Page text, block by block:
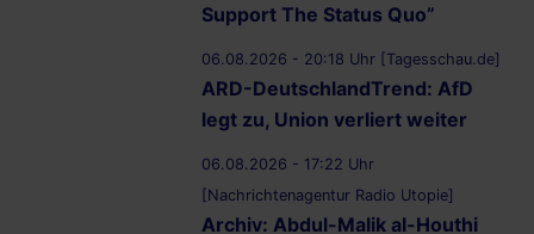
Support The Status Quo”
06.08.2026 - 20:18 Uhr [Tagesschau.de]
ARD-DeutschlandTrend: AfD
legt zu, Union verliert weiter
06.08.2026 - 17:22 Uhr
[Nachrichtenagentur Radio Utopie]
Archiv: Abdul-Malik al-Houthi